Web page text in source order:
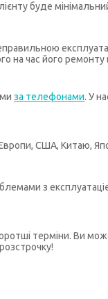
буде
час його ремонту
за телефонами. У
США, Китаю,
з
терміни. Ви